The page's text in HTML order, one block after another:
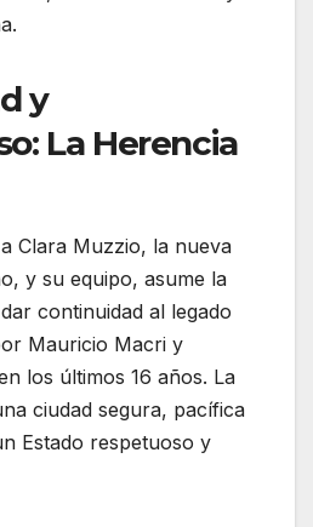
y
La Herencia
Clara Muzzio, la nueva
y su equipo, asume la
continuidad al legado
Mauricio Macri y
los últimos 16 años. La
ciudad segura, pacífica
Estado respetuoso y